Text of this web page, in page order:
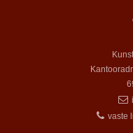
vaste